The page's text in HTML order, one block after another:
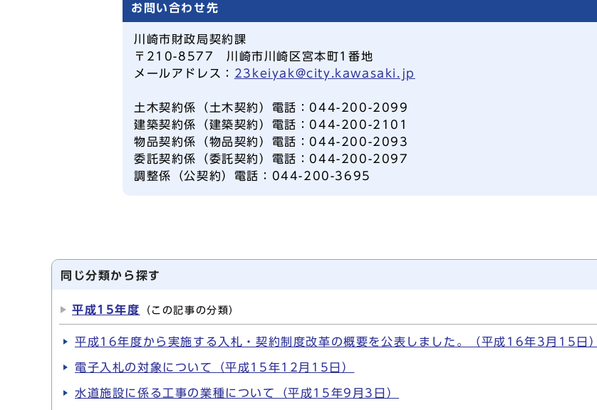
お問い合わせ先
川崎市財政局契約課
〒210-8577 川崎市川崎区宮本町1番地
メールアドレス： 23keiyak@city.kawasaki.jp
土木契約係（土木契約）電話：044-200-2099
建築契約係（建築契約）電話：044-200-2101
物品契約係（物品契約）電話：044-200-2093
委託契約係（委託契約）電話：044-200-2097
調整係（公契約）電話：044-200-3695
同じ分類から探す
平成15年度 （この記事の分類）
平成16年度から実施する入札・契約制度改革の概要を公表しました。（平成16年3月15日）
電子入札の対象について（平成15年12月15日）
水道施設に係る工事の業種について（平成15年9月3日）